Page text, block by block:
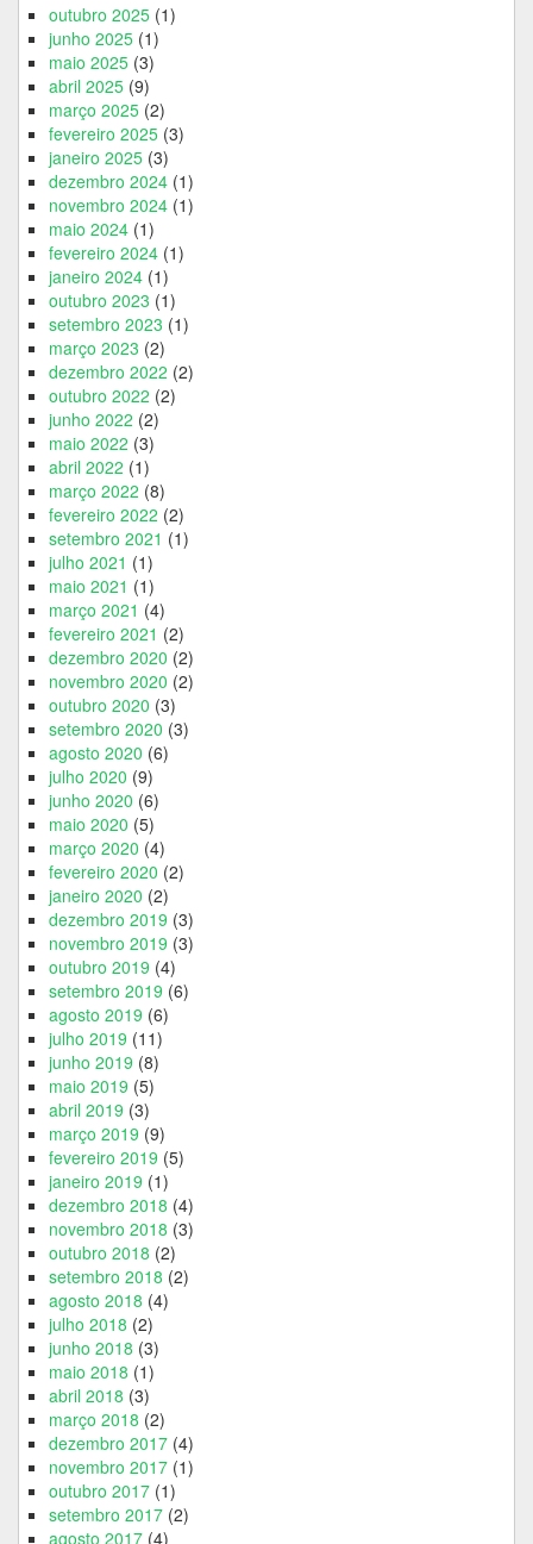
outubro 2025 (1)
junho 2025 (1)
maio 2025 (3)
abril 2025 (9)
março 2025 (2)
fevereiro 2025 (3)
janeiro 2025 (3)
dezembro 2024 (1)
novembro 2024 (1)
maio 2024 (1)
fevereiro 2024 (1)
janeiro 2024 (1)
outubro 2023 (1)
setembro 2023 (1)
março 2023 (2)
dezembro 2022 (2)
outubro 2022 (2)
junho 2022 (2)
maio 2022 (3)
abril 2022 (1)
março 2022 (8)
fevereiro 2022 (2)
setembro 2021 (1)
julho 2021 (1)
maio 2021 (1)
março 2021 (4)
fevereiro 2021 (2)
dezembro 2020 (2)
novembro 2020 (2)
outubro 2020 (3)
setembro 2020 (3)
agosto 2020 (6)
julho 2020 (9)
junho 2020 (6)
maio 2020 (5)
março 2020 (4)
fevereiro 2020 (2)
janeiro 2020 (2)
dezembro 2019 (3)
novembro 2019 (3)
outubro 2019 (4)
setembro 2019 (6)
agosto 2019 (6)
julho 2019 (11)
junho 2019 (8)
maio 2019 (5)
abril 2019 (3)
março 2019 (9)
fevereiro 2019 (5)
janeiro 2019 (1)
dezembro 2018 (4)
novembro 2018 (3)
outubro 2018 (2)
setembro 2018 (2)
agosto 2018 (4)
julho 2018 (2)
junho 2018 (3)
maio 2018 (1)
abril 2018 (3)
março 2018 (2)
dezembro 2017 (4)
novembro 2017 (1)
outubro 2017 (1)
setembro 2017 (2)
agosto 2017 (4)